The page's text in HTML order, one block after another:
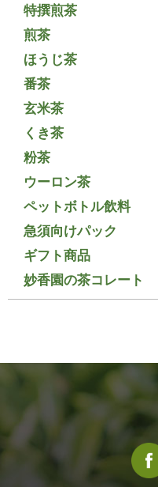
特撰煎茶
煎茶
ほうじ茶
番茶
玄米茶
くき茶
粉茶
ウーロン茶
ペットボトル飲料
急須向けパック
ギフト商品
妙香園の茶コレート